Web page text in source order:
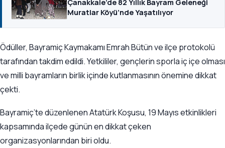
Çanakkale’de 82 Yıllık Bayram Geleneği
Muratlar Köyü’nde Yaşatılıyor
Ödüller, Bayramiç Kaymakamı Emrah Bütün ve ilçe protokolü
tarafından takdim edildi. Yetkililer, gençlerin sporla iç içe olması
ve milli bayramların birlik içinde kutlanmasının önemine dikkat
çekti.
Bayramiç’te düzenlenen Atatürk Koşusu, 19 Mayıs etkinlikleri
kapsamında ilçede günün en dikkat çeken
organizasyonlarından biri oldu.